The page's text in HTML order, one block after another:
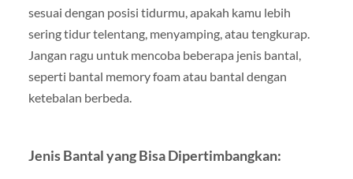
sesuai dengan posisi tidurmu, apakah kamu lebih
sering tidur telentang, menyamping, atau tengkurap.
Jangan ragu untuk mencoba beberapa jenis bantal,
seperti bantal memory foam atau bantal dengan
ketebalan berbeda.
Jenis Bantal yang Bisa Dipertimbangkan: